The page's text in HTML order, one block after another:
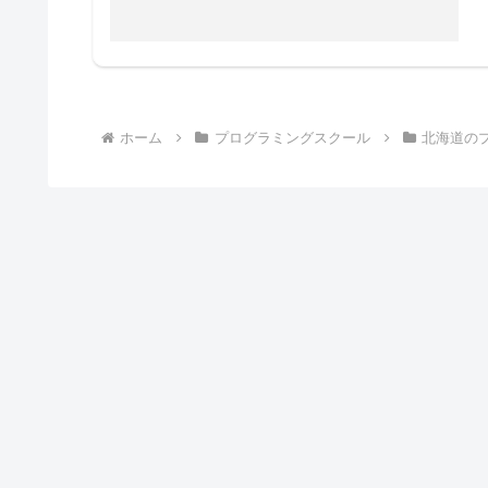
ホーム プログラミングスクール 北海道の